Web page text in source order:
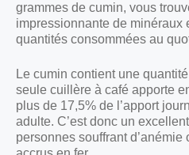
grammes de cumin, vous
impressionnante de minéraux
quantités consommées au
Le cumin contient une
seule cuillère à café apporte
plus de 17,5% de l’apport
adulte. C’est donc un
personnes souffrant